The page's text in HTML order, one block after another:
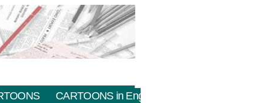
CARTOONS in English